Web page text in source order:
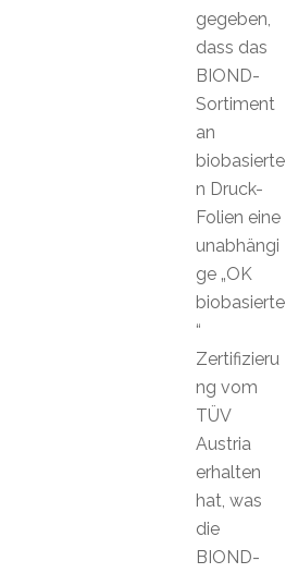
gegeben,
dass das
BIOND-
Sortiment
an
biobasierte
n Druck-
Folien eine
unabhängi
ge „OK
biobasierte
“
Zertifizieru
ng vom
TÜV
Austria
erhalten
hat, was
die
BIOND-